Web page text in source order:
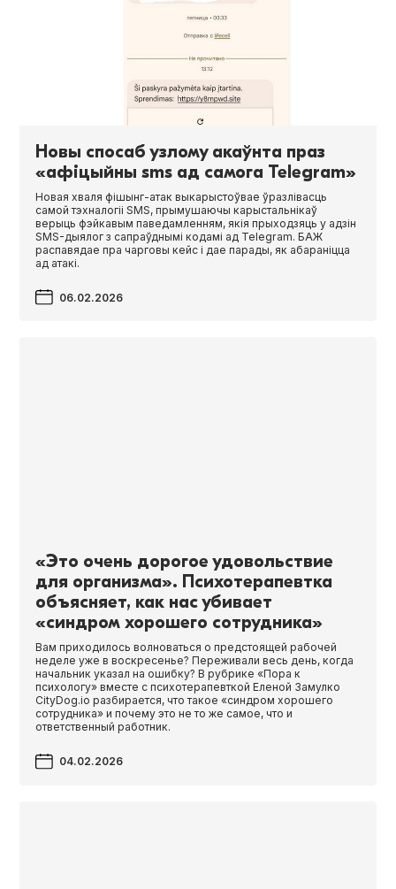
Новы спосаб узлому акаўнта праз
«афіцыйны sms ад самога Telegram»
Новая хваля фішынг-атак выкарыстоўвае ўразлівасць
самой тэхналогіі SMS, прымушаючы карыстальнікаў
верыць фэйкавым паведамленням, якія прыходзяць у адзін
SMS-дыялог з сапраўднымі кодамі ад Telegram. БАЖ
распавядае пра чарговы кейс і дае парады, як абараніцца
ад атакі.
06.02.2026
«Это очень дорогое удовольствие
для организма». Психотерапевтка
объясняет, как нас убивает
«синдром хорошего сотрудника»
Вам приходилось волноваться о предстоящей рабочей
неделе уже в воскресенье? Переживали весь день, когда
начальник указал на ошибку? В рубрике «Пора к
психологу» вместе с психотерапевткой Еленой Замулко
CityDog.io разбирается, что такое «синдром хорошего
сотрудника» и почему это не то же самое, что и
ответственный работник.
04.02.2026